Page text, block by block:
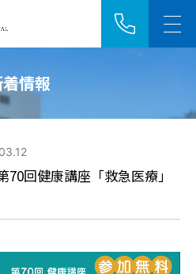
情報
回健康講座「救急医療」